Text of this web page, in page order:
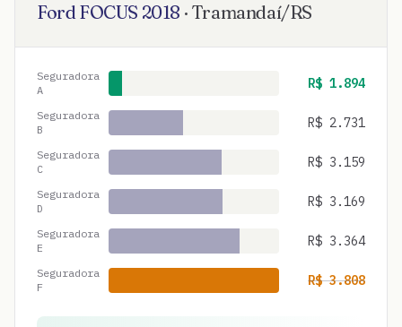
Ford FOCUS 2018 · Tramandaí/RS
Seguradora
A
R$ 1.894
Seguradora
B
R$ 2.731
Seguradora
C
R$ 3.159
Seguradora
D
R$ 3.169
Seguradora
E
R$ 3.364
Seguradora
F
R$3.808